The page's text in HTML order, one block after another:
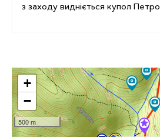
з заходу видніється купол